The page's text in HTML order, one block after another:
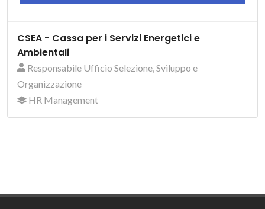
CSEA - Cassa per i Servizi Energetici e
Ambientali
Responsabile Ufficio Selezione, Sviluppo e
Organizzazione
HR Management